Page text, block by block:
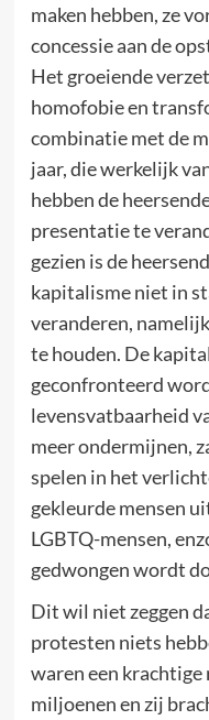
maken hebben, ze
concessie aan de
Het groeiende
homofobie en
combinatie met de
jaar, die werkelijk
hebben de
presentatie te
gezien is de
kapitalisme niet in
veranderen,
te houden. De
geconfronteerd
levensvatbaarheid
meer ondermijnen,
spelen in het
gekleurde mensen
LGBTQ-mensen,
gedwongen wordt
Dit wil niet zeggen
protesten niets
waren een
miljoenen en zij